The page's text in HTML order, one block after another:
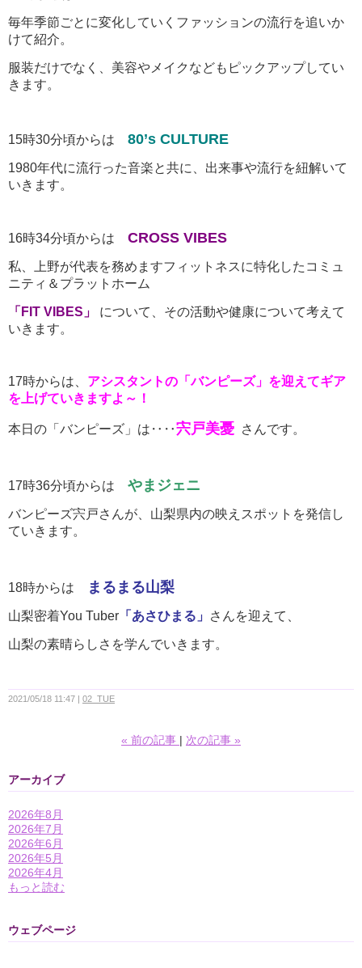
毎年季節ごとに変化していくファッションの流行を追いか
けて紹介。
服装だけでなく、美容やメイクなどもピックアップしてい
きます。
15時30分頃からは 80’s CULTURE
1980年代に流行った音楽と共に、出来事や流行を紐解いて
いきます。
16時34分頃からは CROSS VIBES
私、上野が代表を務めますフィットネスに特化したコミュ
ニティ＆プラットホーム
「FIT VIBES」
について、その活動や健康について考えて
いきます。
17時からは、 アシスタントの「バンピーズ」を迎えてギア
を上げていきますよ～！
本日の「バンピーズ」は‥‥宍戸美憂 さんです。
17時36分頃からは やまジェニ
バンピーズ宍戸さんが、山梨県内の映えスポットを発信し
ていきます。
18時からは まるまる山梨
山梨密着You Tuber 「あさひまる」 さんを迎えて、
山梨の素晴らしさを学んでいきます。
2021/05/18 11:47 02_TUE
« 前の記事 次の記事 »
アーカイブ
2026年8月
2026年7月
2026年6月
2026年5月
2026年4月
もっと読む
ウェブページ